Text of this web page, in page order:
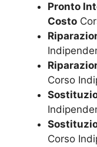
Pronto
Costo
Corso
Corso